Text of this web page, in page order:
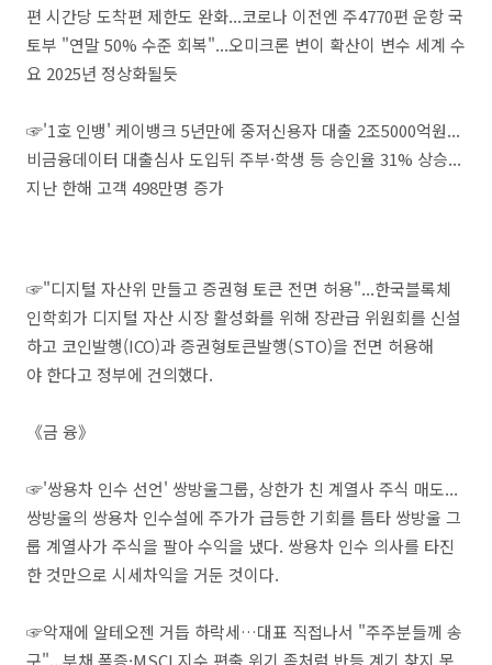
편 시간당 도착편 제한도 완화...코로나 이전엔 주4770편 운항 국
토부 "연말 50% 수준 회복"...오미크론 변이 확산이 변수 세계 수
요 2025년 정상화될듯
☞'1호 인뱅' 케이뱅크 5년만에 중저신용자 대출 2조5000억원...
비금융데이터 대출심사 도입뒤 주부·학생 등 승인율 31% 상승...
지난 한해 고객 498만명 증가
☞"디지털 자산위 만들고 증권형 토큰 전면 허용"...한국블록체
인학회가 디지털 자산 시장 활성화를 위해 장관급 위원회를 신설
하고 코인발행(ICO)과 증권형토큰발행(STO)을 전면 허용해
야 한다고 정부에 건의했다.
​《금 융》
☞'쌍용차 인수 선언' 쌍방울그룹, 상한가 친 계열사 주식 매도...
쌍방울의 쌍용차 인수설에 주가가 급등한 기회를 틈타 쌍방울 그
룹 계열사가 주식을 팔아 수익을 냈다. 쌍용차 인수 의사를 타진
한 것만으로 시세차익을 거둔 것이다.
☞악재에 알테오젠 거듭 하락세…대표 직접나서 "주주분들께 송
구"...부채 폭증·MSCI 지수 편출 위기 좀처럼 반등 계기 찾지 못